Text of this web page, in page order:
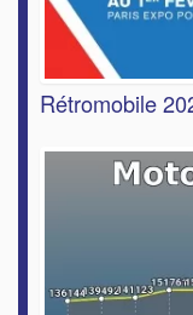
Rétromobile